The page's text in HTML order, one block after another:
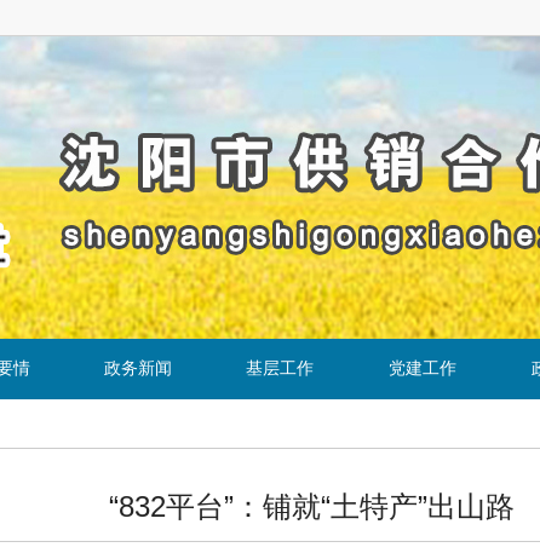
情 政务新闻 基层工作 党建工作
“832平台”：铺就“土特产”出山路